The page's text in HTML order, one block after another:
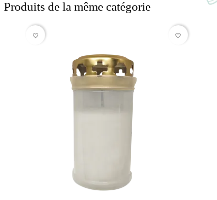
Produits de la même catégorie
favorite_border favorite_border